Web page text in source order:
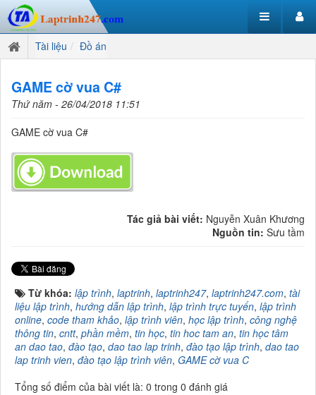
Tài liệu Đồ án
GAME cờ vua C#
Thứ năm - 26/04/2018 11:51
GAME cờ vua C#
Tác giả bài viết: Nguyễn Xuân Khương
Nguồn tin: Sưu tầm
Từ khóa: lập trình, laptrinh, laptrinh247, laptrinh247.com, tài
liệu lập trình, hướng dẫn lập trình, lập trình trực tuyến, lập trình
online, code tham khảo, lập trình viên, học lập trình, công nghệ
thông tin, cntt, phần mềm, tin học, tin hoc tam an, tin học tâm
an dao tao, đào tạo, dao tao lap trinh, đào tạo lập trình, dao tao
lap trinh vien, đào tạo lập trình viên, GAME cờ vua C
Tổng số điểm của bài viết là: 0 trong 0 đánh giá